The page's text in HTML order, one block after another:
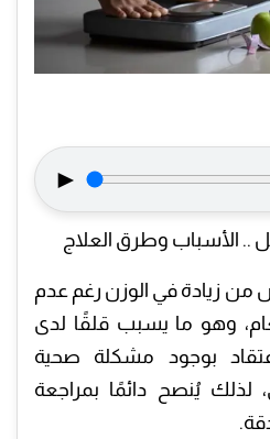
►
.. الأسباب وطرق العلاج
زيادة في الوزن رغم عدم
وهو ما يسبب قلقًا لدى
بوجود مشكلة صحية
لذلك يُنصح دائمًا بمراجعة